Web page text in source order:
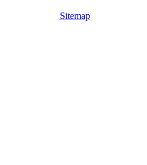
Sitemap